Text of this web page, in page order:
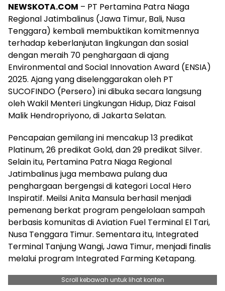
NEWSKOTA.COM – PT Pertamina Patra Niaga
Regional Jatimbalinus (Jawa Timur, Bali, Nusa
Tenggara) kembali membuktikan komitmennya
terhadap keberlanjutan lingkungan dan sosial
dengan meraih 70 penghargaan di ajang
Environmental and Social Innovation Award (ENSIA)
2025. Ajang yang diselenggarakan oleh PT
SUCOFINDO (Persero) ini dibuka secara langsung
oleh Wakil Menteri Lingkungan Hidup, Diaz Faisal
Malik Hendropriyono, di Jakarta Selatan.
Pencapaian gemilang ini mencakup 13 predikat
Platinum, 26 predikat Gold, dan 29 predikat Silver.
Selain itu, Pertamina Patra Niaga Regional
Jatimbalinus juga membawa pulang dua
penghargaan bergengsi di kategori Local Hero
Inspiratif. Meilsi Anita Mansula berhasil menjadi
pemenang berkat program pengelolaan sampah
berbasis komunitas di Aviation Fuel Terminal El Tari,
Nusa Tenggara Timur. Sementara itu, Integrated
Terminal Tanjung Wangi, Jawa Timur, menjadi finalis
melalui program Integrated Farming Ketapang.
Scroll kebawah untuk lihat konten